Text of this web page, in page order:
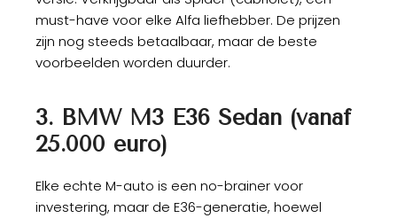
must-have voor elke Alfa liefhebber. De prijzen
zijn nog steeds betaalbaar, maar de beste
voorbeelden worden duurder.
3. BMW M3 E36 Sedan (vanaf
25.000 euro)
Elke echte M-auto is een no-brainer voor
investering, maar de E36-generatie, hoewel